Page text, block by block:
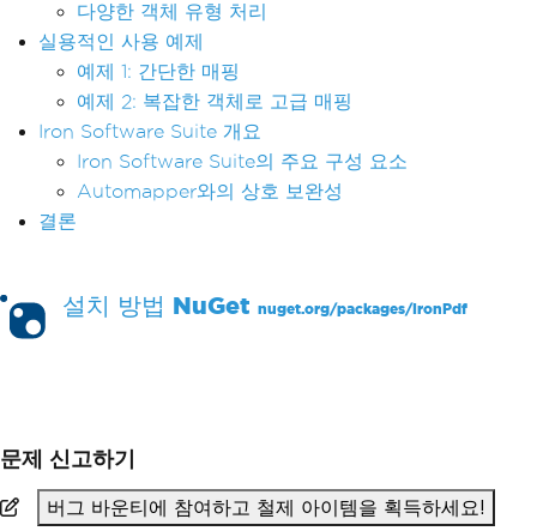
다양한 객체 유형 처리
실용적인 사용 예제
예제 1: 간단한 매핑
예제 2: 복잡한 객체로 고급 매핑
Iron Software Suite 개요
Iron Software Suite의 주요 구성 요소
Automapper와의 상호 보완성
결론
설치 방법 NuGet nuget.org/packages/IronPdf
문제 신고하기
버그 바운티에 참여하고 철제 아이템을 획득하세요!